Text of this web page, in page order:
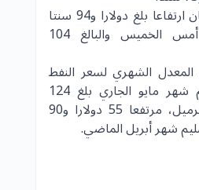
وسجل سعر نفط عمان ارتفاعا بلغ دولارا و94 سنتا
مقارنة بسعر يوم أمس الخميس والبالغ 104
المعدل الشهري لسعر النفط
الخام العماني تسليم شهر مايو الجاري بلغ 124
دولارا و5 سنتات للبرميل، مرتفعا 55 دولارا و90
شهر أبريل الماضي.